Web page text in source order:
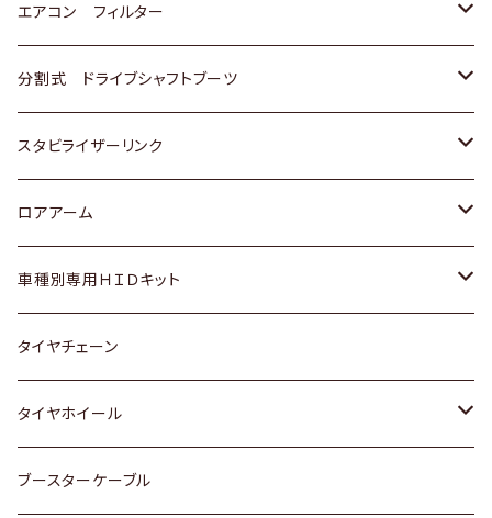
スバル
マツダ
三菱
スバル
三菱
スバル
スズキ
日産
いすゞ
ダイハツ
マツダ
三菱
スバル
レクサス
トヨタ
ホンダ
スズキ
日産
ダイハツ
マツダ
三菱
スバル
エアコン フィルター
トヨタ
ホンダ
スズキ
日産
いすゞ
ダイハツ
マツダ
分割式 ドライブシャフトブーツ
トヨタ
ホンダ
スズキ
日産
ダイハツ
スバル
スタビライザーリンク
トヨタ
ホンダ
スズキ
日産
ダイハツ
ロアアーム
ホンダ
スズキ
日産
ダイハツ
車種別専用ＨＩＤキット
トヨタ
マツダ
タイヤチェーン
タイヤホイール
トヨタ
ブースターケーブル